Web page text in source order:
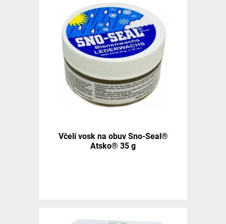
Včelí vosk na obuv Sno-Seal®
Atsko® 35 g